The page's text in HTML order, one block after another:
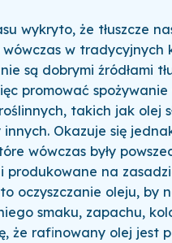
wykryto, że tłuszcze
wówczas w tradycyjnych
są dobrymi źródłami
promować spożywanie
takich jak olej
innych. Okazuje się
wówczas były
produkowane na
oczyszczanie oleju, by
smaku, zapachu,
że rafinowany olej jest